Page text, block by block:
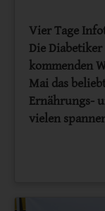
Vier Tage
Die
kommenden
Mai das
Ernährungs-
vielen